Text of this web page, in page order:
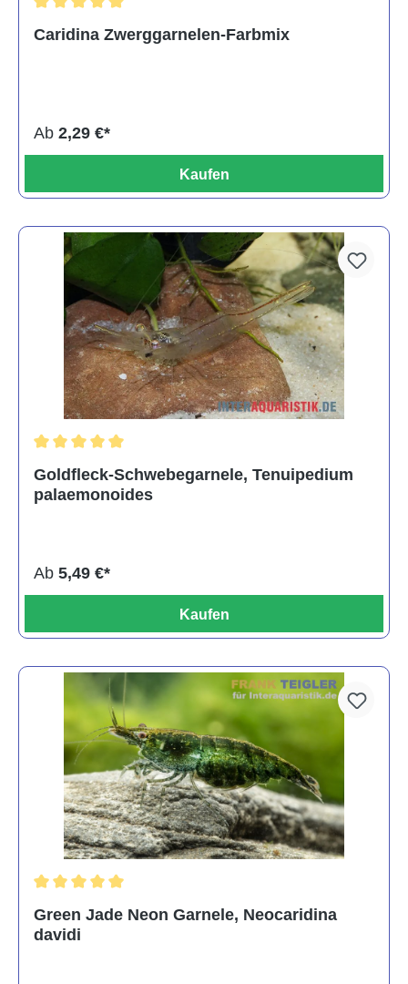
Caridina Zwerggarnelen-Farbmix
Ab 2,29 €*
Kaufen
Goldfleck-Schwebegarnele, Tenuipedium
palaemonoides
Ab 5,49 €*
Kaufen
Green Jade Neon Garnele, Neocaridina
davidi